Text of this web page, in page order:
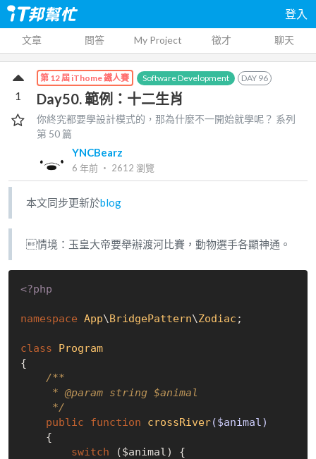
登入
文章 問答 My Project 徵才 聊天
第 12 屆 iThome 鐵人賽 Software Development DAY 96
Day50. 範例：十二生肖
你終究都要學設計模式的，那為什麼不一開始就學呢？ 系列
第 50 篇
YNCBearz
6 年前 ‧ 2612 瀏覽
1
本文同步更新於blog
情境：玉皇大帝要舉辦渡河比賽，動物選手各顯神通。
<?php
namespace App\BridgePattern\Zodiac ;
class
Program
{
/**
     *
@param string $animal
     */
public
function crossRiver($animal)
{
switch ($animal) {